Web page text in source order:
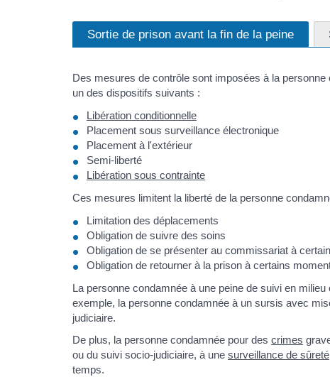
Sortie de prison avant la fin de la peine
Des mesures de contrôle sont imposées à la
un des dispositifs suivants :
Libération conditionnelle
Placement sous surveillance électronique
Placement à l'extérieur
Semi-liberté
Libération sous contrainte
Ces mesures limitent la liberté de la personne
Limitation des déplacements
Obligation de suivre des soins
Obligation de se présenter au commissariat à
Obligation de retourner à la prison à certains
La personne condamnée à une peine de suivi en
exemple, la personne condamnée à un sursis avec
judiciaire.
De plus, la personne condamnée pour des crimes
ou du suivi socio-judiciaire, à une surveillance de sûreté
temps.